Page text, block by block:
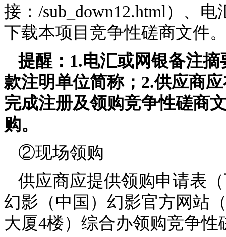
接：/sub_down12.html）、
下载本项目竞争性磋商文件
提醒： 1.电汇或网银备注
款注明单位简称；2.供应商
完成注册及领购竞争性磋商
购。
②现场领购
供应商应提供领购申请表
幻影（中国）幻影官方网站
大厦4楼）综合办领购竞争性